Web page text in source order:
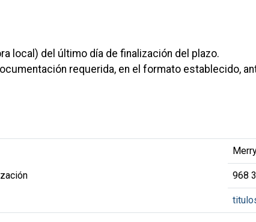
local) del último día de finalización del plazo.
requerida, en el formato establecido,
968